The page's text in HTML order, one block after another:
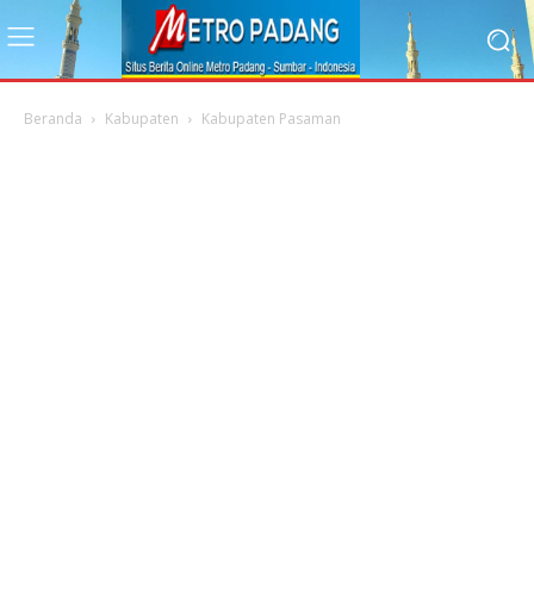
Beranda Kabupaten Kabupaten Pasaman